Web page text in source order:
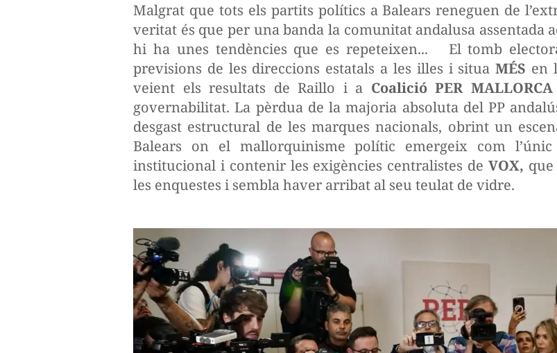
Malgrat que tots els partits polítics a Balears reneguen de
veritat és que per una banda la comunitat andalusa assentada
hi ha unes tendències que es repeteixen... El tomb
previsions de les direccions estatals a les illes i situaMÉS en
veient els resultats de Raillo i a Coalició PER MALLORCA
governabilitat. La pèrdua de la majoria absoluta del PP
desgast estructural de les marques nacionals, obrint un
Balears on el mallorquinisme polític emergeix com
institucional i contenir les exigències centralistes deVOX,
les enquestes i sembla haver arribat al seu teulat de vidre.